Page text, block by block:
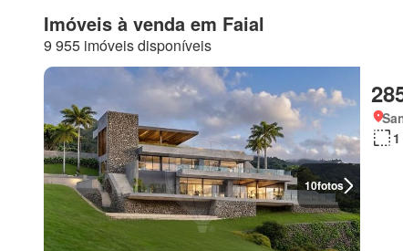
Imóveis à venda em Faial
9 955 imóveis disponíveis
10fotos